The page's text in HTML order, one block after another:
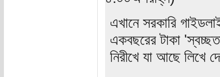
এখানে সরকারি
একবছরের টাকা
নিরীখে যা আছে লিখে